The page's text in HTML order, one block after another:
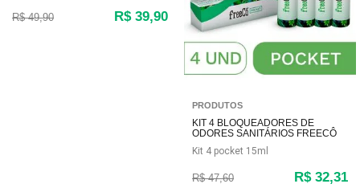
R$ 49,90 R$ 39,90
PRODUTOS
KIT 4 BLOQUEADORES DE
ODORES SANITÁRIOS FREECÔ
POCKET – 15ML CADA
Kit 4 pocket 15ml
R$ 47,60 R$ 32,31